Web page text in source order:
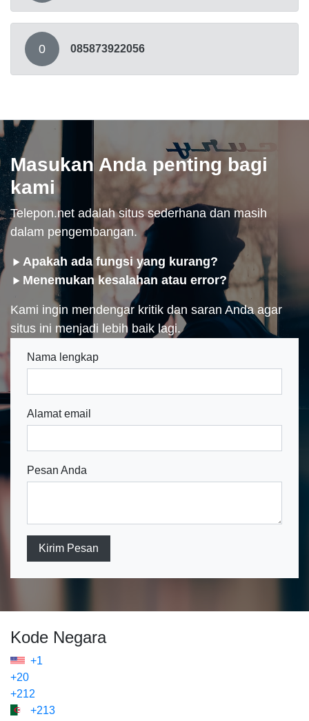
0 085873922056
Masukan Anda penting bagi
kami
Telepon.net adalah situs sederhana dan masih
dalam pengembangan.
Apakah ada fungsi yang kurang?
Menemukan kesalahan atau error?
Kami ingin mendengar kritik dan saran Anda agar
situs ini menjadi lebih baik lagi.
Nama lengkap
Alamat email
Pesan Anda
Kirim Pesan
Kode Negara
+1
+20
+212
+213